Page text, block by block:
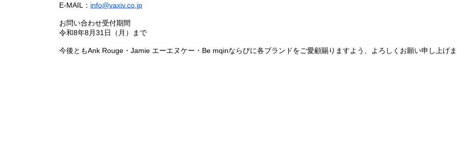
E-MAIL： info@vaxiv.co.jp
お問い合わせ受付期間
令和8年8月31日（月）まで
今後ともAnk Rouge・Jamie エーエヌケー・Be mqinならびに各ブランドをご愛顧賜りますよう、よろしくお願い申し上げま